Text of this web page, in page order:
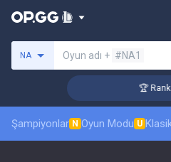
NA Oyun adı + #NA1
🏆 Rank
Şampiyonlar N Oyun Modu U